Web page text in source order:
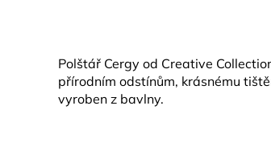
Polštář Cergy od Creative
přírodním odstínům, krásnému
vyroben z bavlny.